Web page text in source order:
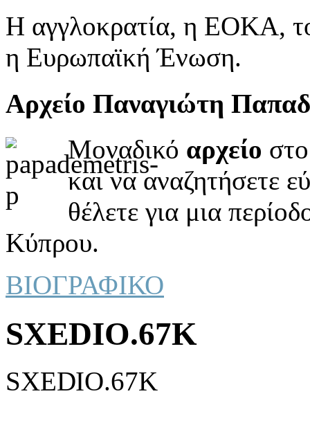
Η αγγλοκρατία, η ΕΟΚΑ,
η Ευρωπαϊκή Ένωση.
Αρχείο Παναγιώτη
Μοναδικό αρχείο
και να αναζητήσετε
θέλετε για μια
Κύπρου.
ΒΙΟΓΡΑΦΙΚΟ
SXEDIO.67K
SXEDIO.67K